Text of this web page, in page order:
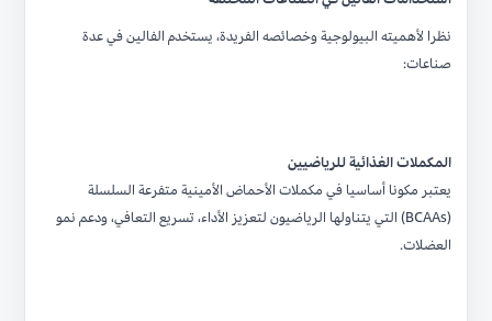
نظرا لأهميته البيولوجية وخصائصه الفريدة، يستخدم الفالين في عدة
صناعات:
المكملات الغذائية للرياضيين
يعتبر مكونا أساسيا في مكملات الأحماض الأمينية متفرعة السلسلة
(BCAAs) التي يتناولها الرياضيون لتعزيز الأداء، تسريع التعافي، ودعم نمو
العضلات.